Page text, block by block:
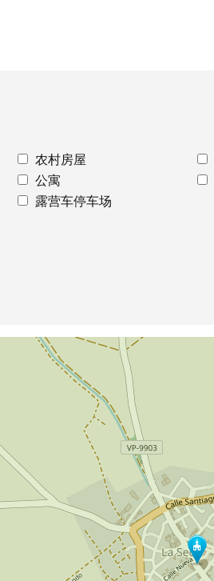
农村房屋
公寓
露营车停车场